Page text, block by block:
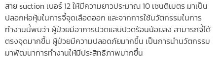
สาย suction เบอร์ 12 ให้มีความยาวประมาณ 10 เซนติเมตร มาเป็น
ปลอกห่อหุ้มในการจี้จุดเลือดออก และจากการใช้นวัตกรรมในการ
ทำงานนี้พบว่า ผู้ป่วยมีอาการปวดแสบปวดร้อนน้อยลง สามารถจี้ได้
ตรงจุดมากขึ้น ผู้ป่วยมีความปลอดภัยมากขึ้น เป็นการนำนวัตกรรม
มาพัฒนาการทำงานให้มีประสิทธิภาพมากขึ้น